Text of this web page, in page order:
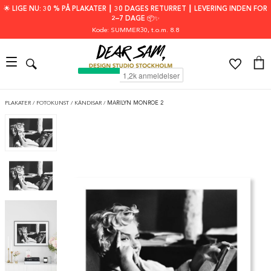
🌟 LIGE NU: 30 % PÅ PLAKATER ┃ 30 DAGES RETURRET ┃ LEVERING INDEN FOR
2–7 DAGE 📦✨
Kode: SUMMER30, t.o.m. 8.8
PLAKATER / FOTOKUNST / KÄNDISAR / MARILYN MONROE 2